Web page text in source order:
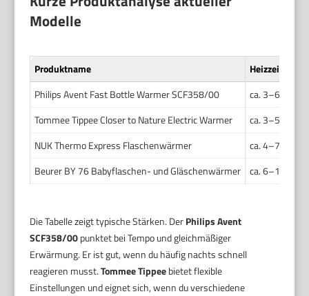
Modelle
Produktname
Heizzeit
Philips Avent Fast Bottle Warmer SCF358/00
ca. 3–6 Min.
Tommee Tippee Closer to Nature Electric Warmer
ca. 3–5 Min.
NUK Thermo Express Flaschenwärmer
ca. 4–7 Min.
Beurer BY 76 Babyflaschen- und Gläschenwärmer
ca. 6–12 Min.
Die Tabelle zeigt typische Stärken. DerPhilips Avent
SCF358/00punktet bei Tempo und gleichmäßiger
Erwärmung. Er ist gut, wenn du häufig nachts schnell
reagieren musst.Tommee Tippeebietet flexible
Einstellungen und eignet sich, wenn du verschiedene